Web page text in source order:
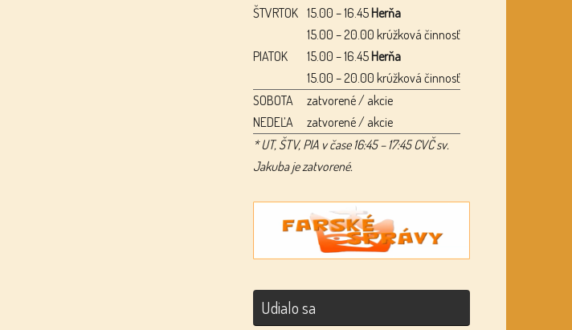
ŠTVRTOK 15.00 – 16.45Herňa
15.00 – 20.00 krúžková činnosť
PIATOK
15.00 – 16.45Herňa
15.00 – 20.00 krúžková činnosť
SOBOTA
zatvorené / akcie
NEDEĽA
zatvorené / akcie
* UT, ŠTV, PIA v čase 16:45 – 17:45 CVČ sv.
Jakuba je zatvorené.
Udialo sa